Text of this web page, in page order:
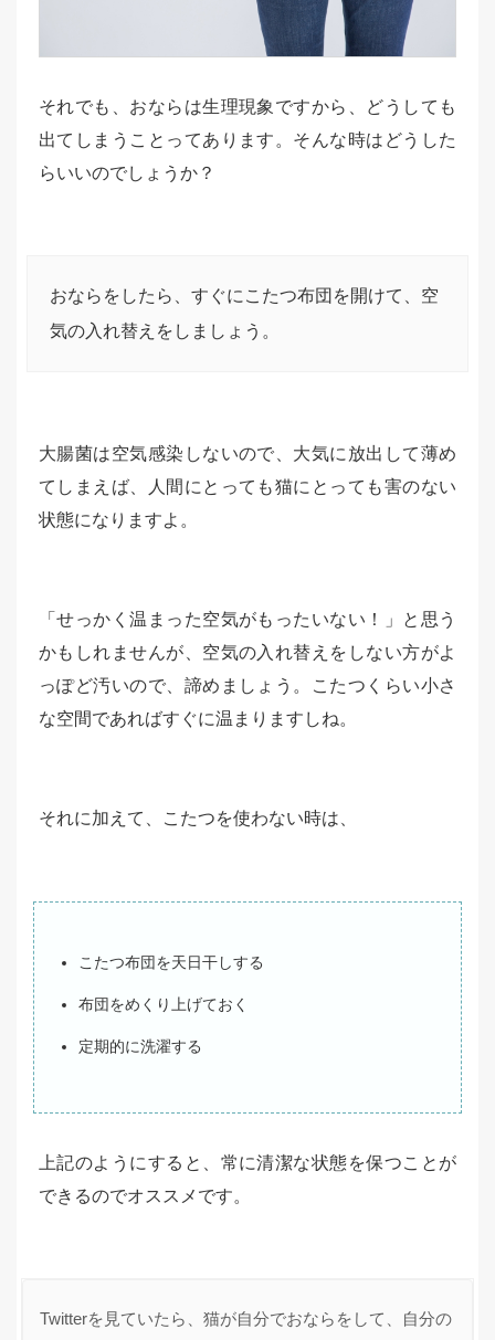
それでも、おならは生理現象ですから、どうしても
出てしまうことってあります。そんな時はどうした
らいいのでしょうか？
おならをしたら、すぐにこたつ布団を開けて、空
気の入れ替えをしましょう。
大腸菌は空気感染しないので、大気に放出して薄め
てしまえば、人間にとっても猫にとっても害のない
状態になりますよ。
「せっかく温まった空気がもったいない！」と思う
かもしれませんが、空気の入れ替えをしない方がよ
っぽど汚いので、諦めましょう。こたつくらい小さ
な空間であればすぐに温まりますしね。
それに加えて、こたつを使わない時は、
こたつ布団を天日干しする
布団をめくり上げておく
定期的に洗濯する
上記のようにすると、常に清潔な状態を保つことが
できるのでオススメです。
Twitterを見ていたら、猫が自分でおならをして、自分の